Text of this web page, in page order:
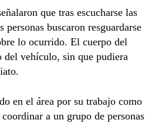
que tras escucharse las
personas buscaron resguardarse
lo ocurrido. El cuerpo del
del vehículo, sin que pudiera
en el área por su trabajo como
a un grupo de personas